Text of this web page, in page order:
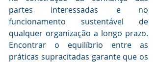
partes interessadas e no
funcionamento sustentável de
qualquer organização a longo prazo.
Encontrar o equilíbrio entre as
práticas supracitadas garante que os